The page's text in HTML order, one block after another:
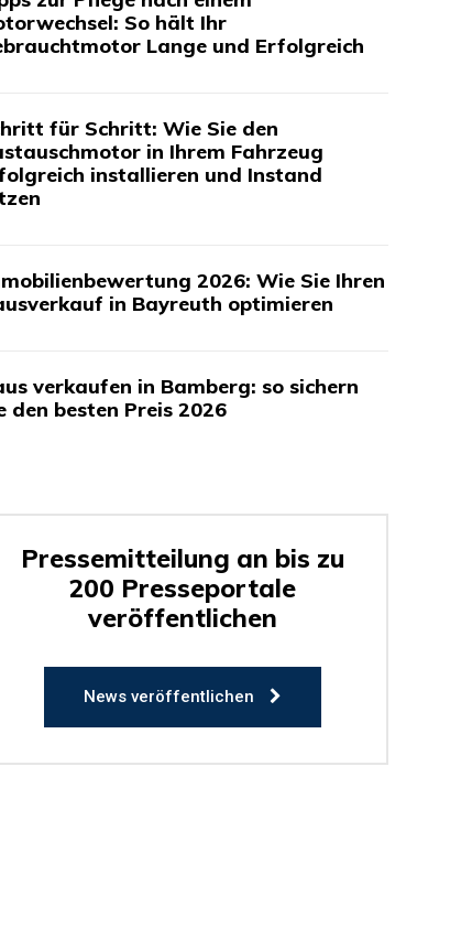
So hält Ihr
Lange und Erfolgreich
für Schritt: Wie Sie den
in Ihrem Fahrzeug
installieren und Instand
2026: Wie Sie Ihren
in Bayreuth optimieren
verkaufen in Bamberg: so sichern
den besten Preis 2026
Pressemitteilung an bis zu
200 Presseportale
veröffentlichen
News veröffentlichen